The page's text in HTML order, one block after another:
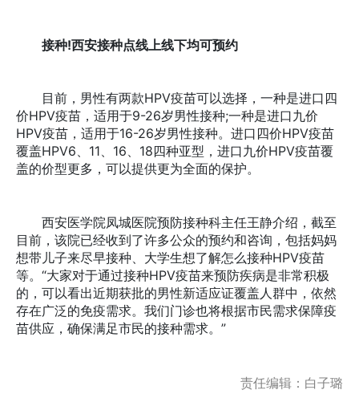
接种!西安接种点线上线下均可预约
目前，男性有两款HPV疫苗可以选择，一种是进口四
价HPV疫苗，适用于9-26岁男性接种;一种是进口九价
HPV疫苗，适用于16-26岁男性接种。进口四价HPV疫苗
覆盖HPV6、11、16、18四种亚型，进口九价HPV疫苗覆
盖的价型更多，可以提供更为全面的保护。
西安医学院凤城医院预防接种科主任王静介绍，截至
目前，该院已经收到了许多公众的预约和咨询，包括妈妈
想带儿子来尽早接种、大学生想了解怎么接种HPV疫苗
等。“大家对于通过接种HPV疫苗来预防疾病是非常积极
的，可以看出近期获批的男性新适应证覆盖人群中，依然
存在广泛的免疫需求。我们门诊也将根据市民需求保障疫
苗供应，确保满足市民的接种需求。”
责任编辑：白子璐